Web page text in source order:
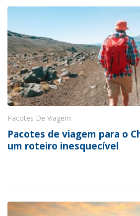
Pacotes De Viagem
Pacotes de viagem para o
um roteiro inesquecível